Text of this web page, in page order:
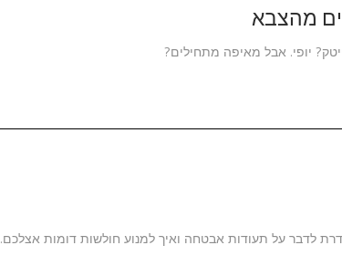
מהצבא
יופי. אבל מאיפה מתחילים?
לדבר על תעודות אבטחה ואיך למנוע חולשות דומות אצלכם.